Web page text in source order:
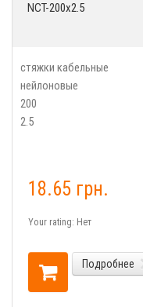
NCT-200x2.5
стяжки кабельные
нейлоновые
200
2.5
18.65 грн.
Your rating: Нет
Подробнее